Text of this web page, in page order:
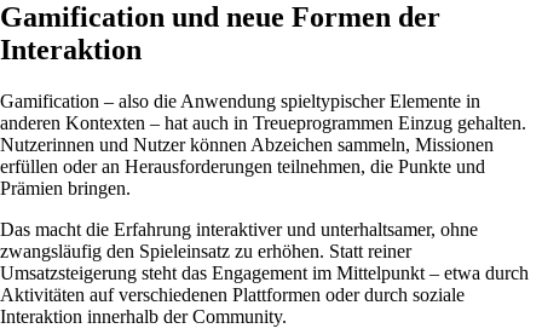
Gamification und neue Formen der
Interaktion
Gamification – also die Anwendung spieltypischer Elemente in
anderen Kontexten – hat auch in Treueprogrammen Einzug gehalten.
Nutzerinnen und Nutzer können Abzeichen sammeln, Missionen
erfüllen oder an Herausforderungen teilnehmen, die Punkte und
Prämien bringen.
Das macht die Erfahrung interaktiver und unterhaltsamer, ohne
zwangsläufig den Spieleinsatz zu erhöhen. Statt reiner
Umsatzsteigerung steht das Engagement im Mittelpunkt – etwa durch
Aktivitäten auf verschiedenen Plattformen oder durch soziale
Interaktion innerhalb der Community.